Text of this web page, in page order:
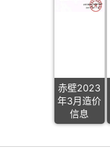
赤壁2023
年3月造价
信息